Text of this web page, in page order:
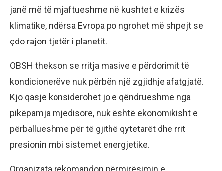
janë më të mjaftueshme në kushtet e krizës
klimatike, ndërsa Evropa po ngrohet më shpejt se
çdo rajon tjetër i planetit.
OBSH thekson se rritja masive e përdorimit të
kondicionerëve nuk përbën një zgjidhje afatgjatë.
Kjo qasje konsiderohet jo e qëndrueshme nga
pikëpamja mjedisore, nuk është ekonomikisht e
përballueshme për të gjithë qytetarët dhe rrit
presionin mbi sistemet energjetike.
Organizata rekomandon përmirësimin e